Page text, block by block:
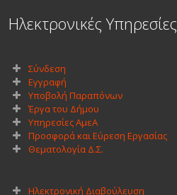
Ηλεκτρονικές Υπηρεσίες
Σύνδεση
Εγγραφή
Υποβολή Παραπόνων
Έργα του Δήμου
Υπηρεσίες ΑμεΑ
Προσφορά και Εύρεση Εργασίας
Θεματολογία Δ.Σ.
Ηλεκτρονική Διαβούλευση